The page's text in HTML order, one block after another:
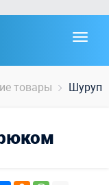
товары Шуруп